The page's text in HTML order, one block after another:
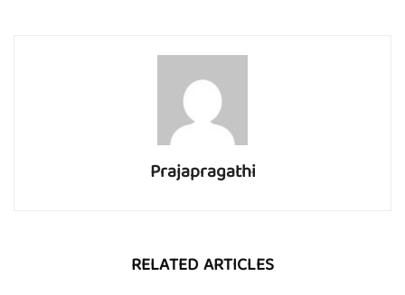
Prajapragathi
RELATED ARTICLES